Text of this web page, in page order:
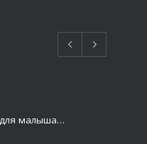
ГРУДНОЕ ВСКАРМЛИВАНИЕ: польза для малыша и мамы